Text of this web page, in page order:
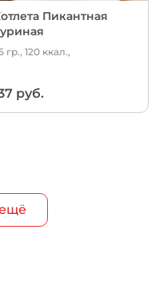
Пикантная
гр., 120 ккал.,
руб.